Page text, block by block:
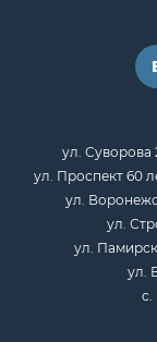
ул. Суворова
ул. Проспект 60
ул.
ул.
ул.
ул.
с.